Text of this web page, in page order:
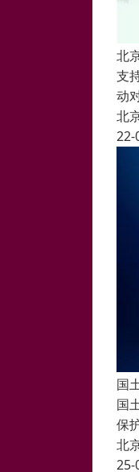
北
支
动
北
22-
国
国
保
北
25-